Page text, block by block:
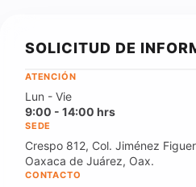
SOLICITUD DE
ATENCIÓN
Lun - Vie
9:00 - 14:00 hrs
SEDE
Crespo 812, Col. Jiménez
Oaxaca de Juárez, Oax.
CONTACTO